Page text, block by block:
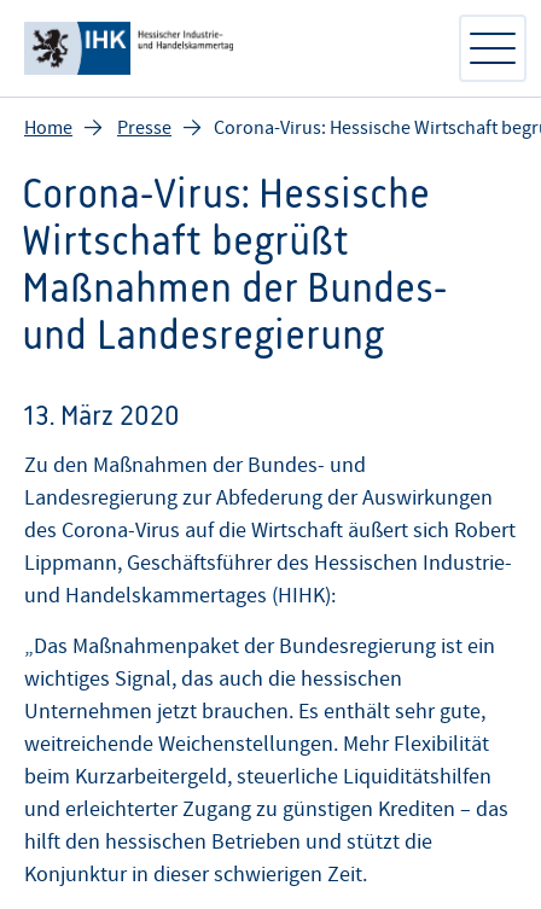
Home Presse Corona-Virus: Hessische Wirtschaft
Corona-Virus: Hessische
Wirtschaft begrüßt
Maßnahmen der Bundes-
und Landesregierung
13. März 2020
Zu den Maßnahmen der Bundes- und
Landesregierung zur Abfederung der Auswirkungen
des Corona-Virus auf die Wirtschaft äußert sich Robert
Lippmann, Geschäftsführer des Hessischen Industrie-
und Handelskammertages (HIHK):
„Das Maßnahmenpaket der Bundesregierung ist ein
wichtiges Signal, das auch die hessischen
Unternehmen jetzt brauchen. Es enthält sehr gute,
weitreichende Weichenstellungen. Mehr Flexibilität
beim Kurzarbeitergeld, steuerliche Liquiditätshilfen
und erleichterter Zugang zu günstigen Krediten – das
hilft den hessischen Betrieben und stützt die
Konjunktur in dieser schwierigen Zeit.